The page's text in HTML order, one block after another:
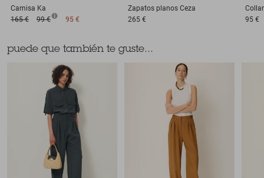
Camisa Ka
165 €
99 € 95 €
Zapatos planos Ceza
265 €
Collar
95 €
puede que también te guste...